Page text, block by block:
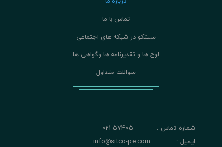
تماس با ما
سیتکو در شبکه های اجتماعی
لوح ها و تقدیرنامه ها وگواهی ها
سوالات متداول
شماره تماس : 57405-021
ایمیل : info@sitco-pe.com